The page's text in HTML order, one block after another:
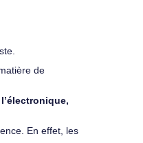
de
En effet, les